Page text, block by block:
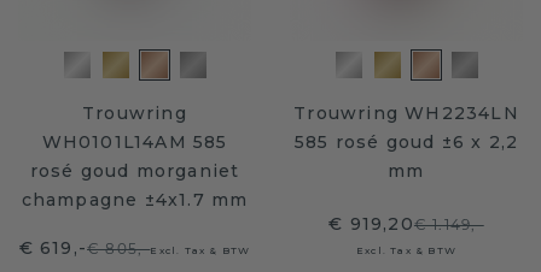
Trouwring
WH0101L14AM 585
rosé goud morganiet
champagne ±4x1.7 mm
€ 619,-€ 805,-Excl. Tax & BTW
Trouwring WH2234LN
585 rosé goud ±6 x 2,2
mm
€ 919,20€ 1.149,-
Excl. Tax & BTW